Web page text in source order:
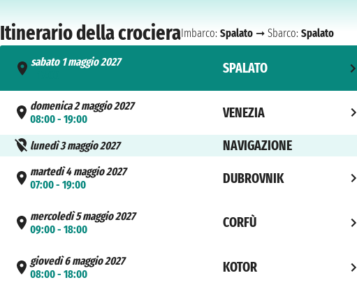
Itinerario della crocieraImbarco: Spalato ➞ Sbarco: Spalato
sabato 1 maggio 2027
SPALATO
domenica 2 maggio 2027
08:00 - 19:00
VENEZIA
lunedì 3 maggio 2027 NAVIGAZIONE
martedì 4 maggio 2027
07:00 - 19:00
DUBROVNIK
mercoledì 5 maggio 2027
09:00 - 18:00
CORFÙ
giovedì 6 maggio 2027
08:00 - 18:00
KOTOR